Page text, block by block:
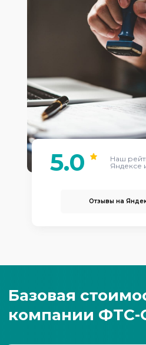
Отзывы на
5.0
Наш
Яндексе